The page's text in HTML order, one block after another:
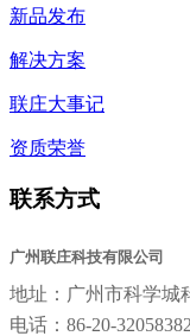
新品发布
解决方案
联庄大事记
资质荣誉
联系方式
广州联庄科技有限公司
地址： 广州市科学城
电话： 86-20-32058382